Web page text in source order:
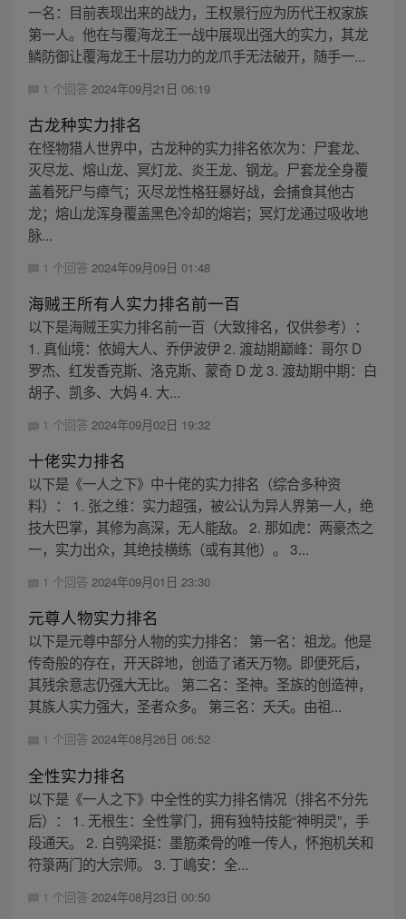
一名：目前表现出来的战力，王权景行应为历代王权家族
第一人。他在与覆海龙王一战中展现出强大的实力，其龙
鳞防御让覆海龙王十层功力的龙爪手无法破开，随手一...
1 个回答 2024年09月21日 06:19
古龙种实力排名
在怪物猎人世界中，古龙种的实力排名依次为：尸套龙、
灭尽龙、熔山龙、冥灯龙、炎王龙、钢龙。尸套龙全身覆
盖着死尸与瘴气；灭尽龙性格狂暴好战，会捕食其他古
龙；熔山龙浑身覆盖黑色冷却的熔岩；冥灯龙通过吸收地
脉...
1 个回答 2024年09月09日 01:48
海贼王所有人实力排名前一百
以下是海贼王实力排名前一百（大致排名，仅供参考）：
1. 真仙境：依姆大人、乔伊波伊 2. 渡劫期巅峰：哥尔 D
罗杰、红发香克斯、洛克斯、蒙奇 D 龙 3. 渡劫期中期：白
胡子、凯多、大妈 4. 大...
1 个回答 2024年09月02日 19:32
十佬实力排名
以下是《一人之下》中十佬的实力排名（综合多种资
料）： 1. 张之维：实力超强，被公认为异人界第一人，绝
技大巴掌，其修为高深，无人能敌。 2. 那如虎：两豪杰之
一，实力出众，其绝技横练（或有其他）。 3...
1 个回答 2024年09月01日 23:30
元尊人物实力排名
以下是元尊中部分人物的实力排名： 第一名：祖龙。他是
传奇般的存在，开天辟地，创造了诸天万物。即便死后，
其残余意志仍强大无比。 第二名：圣神。圣族的创造神，
其族人实力强大，圣者众多。 第三名：夭夭。由祖...
1 个回答 2024年08月26日 06:52
全性实力排名
以下是《一人之下》中全性的实力排名情况（排名不分先
后）： 1. 无根生：全性掌门，拥有独特技能“神明灵”，手
段通天。 2. 白鸮梁挺：墨筋柔骨的唯一传人，怀抱机关和
符箓两门的大宗师。 3. 丁嶋安：全...
1 个回答 2024年08月23日 00:50